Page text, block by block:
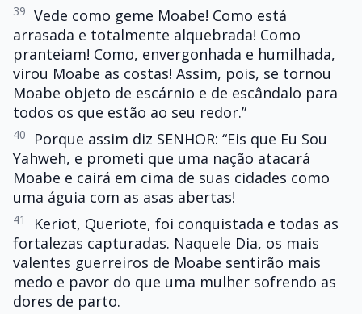
39 Vede como geme Moabe! Como está
arrasada e totalmente alquebrada! Como
pranteiam! Como, envergonhada e humilhada,
virou Moabe as costas! Assim, pois, se tornou
Moabe objeto de escárnio e de escândalo para
todos os que estão ao seu redor.”
40
Porque assim diz SENHOR: “Eis que Eu Sou
Yahweh, e prometi que uma nação atacará
Moabe e cairá em cima de suas cidades como
uma águia com as asas abertas!
41
Keriot, Queriote, foi conquistada e todas as
fortalezas capturadas. Naquele Dia, os mais
valentes guerreiros de Moabe sentirão mais
medo e pavor do que uma mulher sofrendo as
dores de parto.